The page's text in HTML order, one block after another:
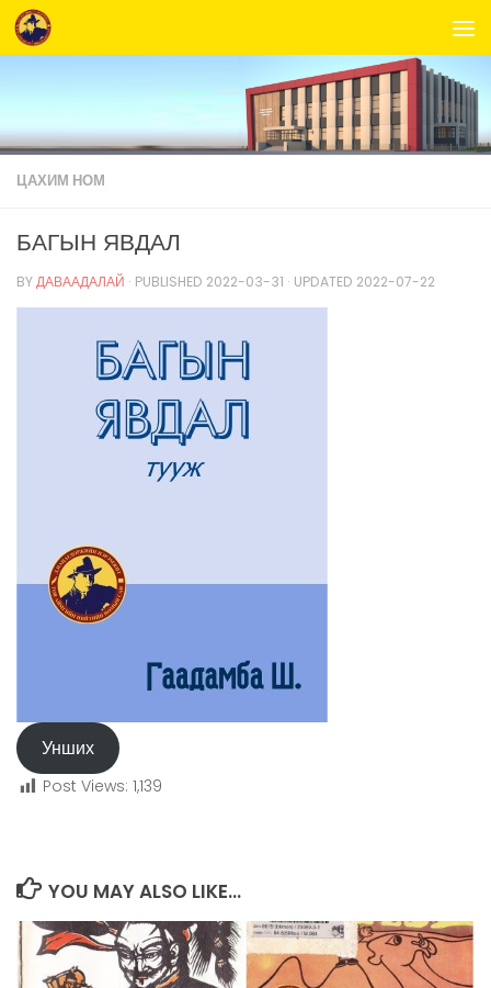
Skip to content
ЦАХИМ НОМ
БАГЫН ЯВДАЛ
BYДАВААДАЛАЙ · PUBLISHED 2022-03-31 · UPDATED 2022-07-22
Унших
Post Views: 1,139
YOU MAY ALSO LIKE...